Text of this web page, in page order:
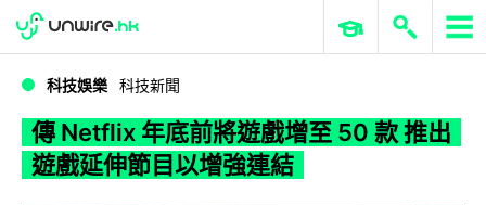
WWDC 2026 ERP 與商業 AI
科技娛樂 科技新聞
傳 Netflix 年底前將遊戲增至 50 款 推出
遊戲延伸節目以增強連結